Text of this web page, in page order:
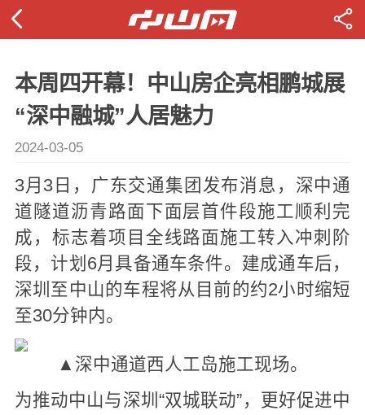
本周四开幕！中山房企亮相鹏城展
“深中融城”人居魅力
2024-03-05
3月3日，广东交通集团发布消息，深中通
道隧道沥青路面下面层首件段施工顺利完
成，标志着项目全线路面施工转入冲刺阶
段，计划6月具备通车条件。建成通车后，
深圳至中山的车程将从目前的约2小时缩短
至30分钟内。
▲深中通道西人工岛施工现场。
为推动中山与深圳“双城联动”，更好促进中